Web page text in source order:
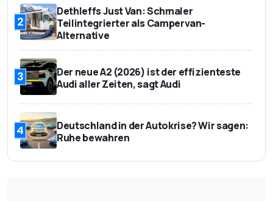
2
Dethleffs Just Van: Schmaler
Teilintegrierter als Campervan-
Alternative
3
Der neue A2 (2026) ist der effizienteste
Audi aller Zeiten, sagt Audi
4
Deutschland in der Autokrise? Wir sagen:
Ruhe bewahren